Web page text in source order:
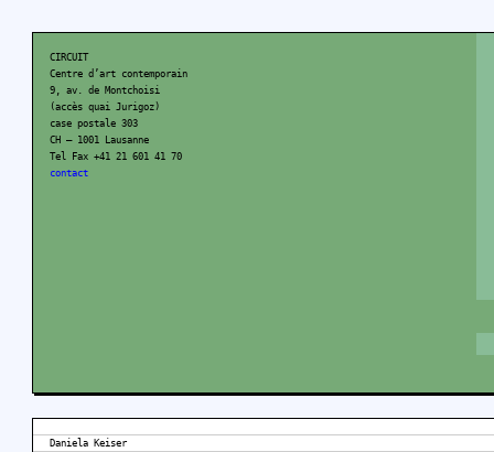
CIRCUIT
Centre d’art contemporain
9, av. de Montchoisi
(accès quai Jurigoz)
case postale 303
CH – 1001 Lausanne
Tel Fax +41 21 601 41 70
contact
Daniela Keiser